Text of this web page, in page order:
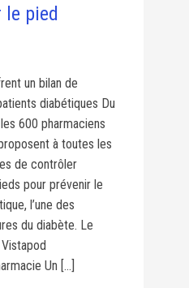
le pied
un bilan de
diabétiques Du
600 pharmaciens
à toutes les
de contrôler
pour prévenir le
l’une des
du diabète. Le
Un […]